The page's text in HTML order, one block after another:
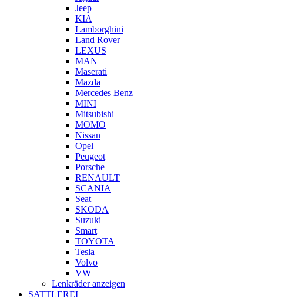
Jeep
KIA
Lamborghini
Land Rover
LEXUS
MAN
Maserati
Mazda
Mercedes Benz
MINI
Mitsubishi
MOMO
Nissan
Opel
Peugeot
Porsche
RENAULT
SCANIA
Seat
SKODA
Suzuki
Smart
TOYOTA
Tesla
Volvo
VW
Lenkräder anzeigen
SATTLEREI